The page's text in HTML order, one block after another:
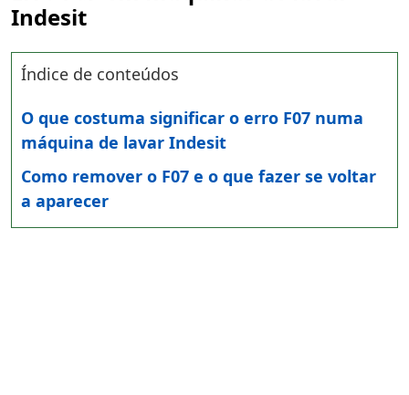
Indesit
Índice de conteúdos
O que costuma significar o erro F07 numa
máquina de lavar Indesit
Como remover o F07 e o que fazer se voltar
a aparecer